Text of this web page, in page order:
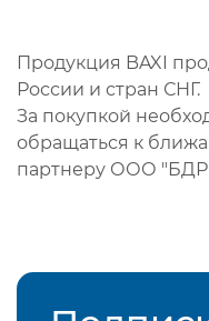
Продукция BAXI
России и стран СНГ.
За покупкой
обращаться к
партнеру ООО "БДР